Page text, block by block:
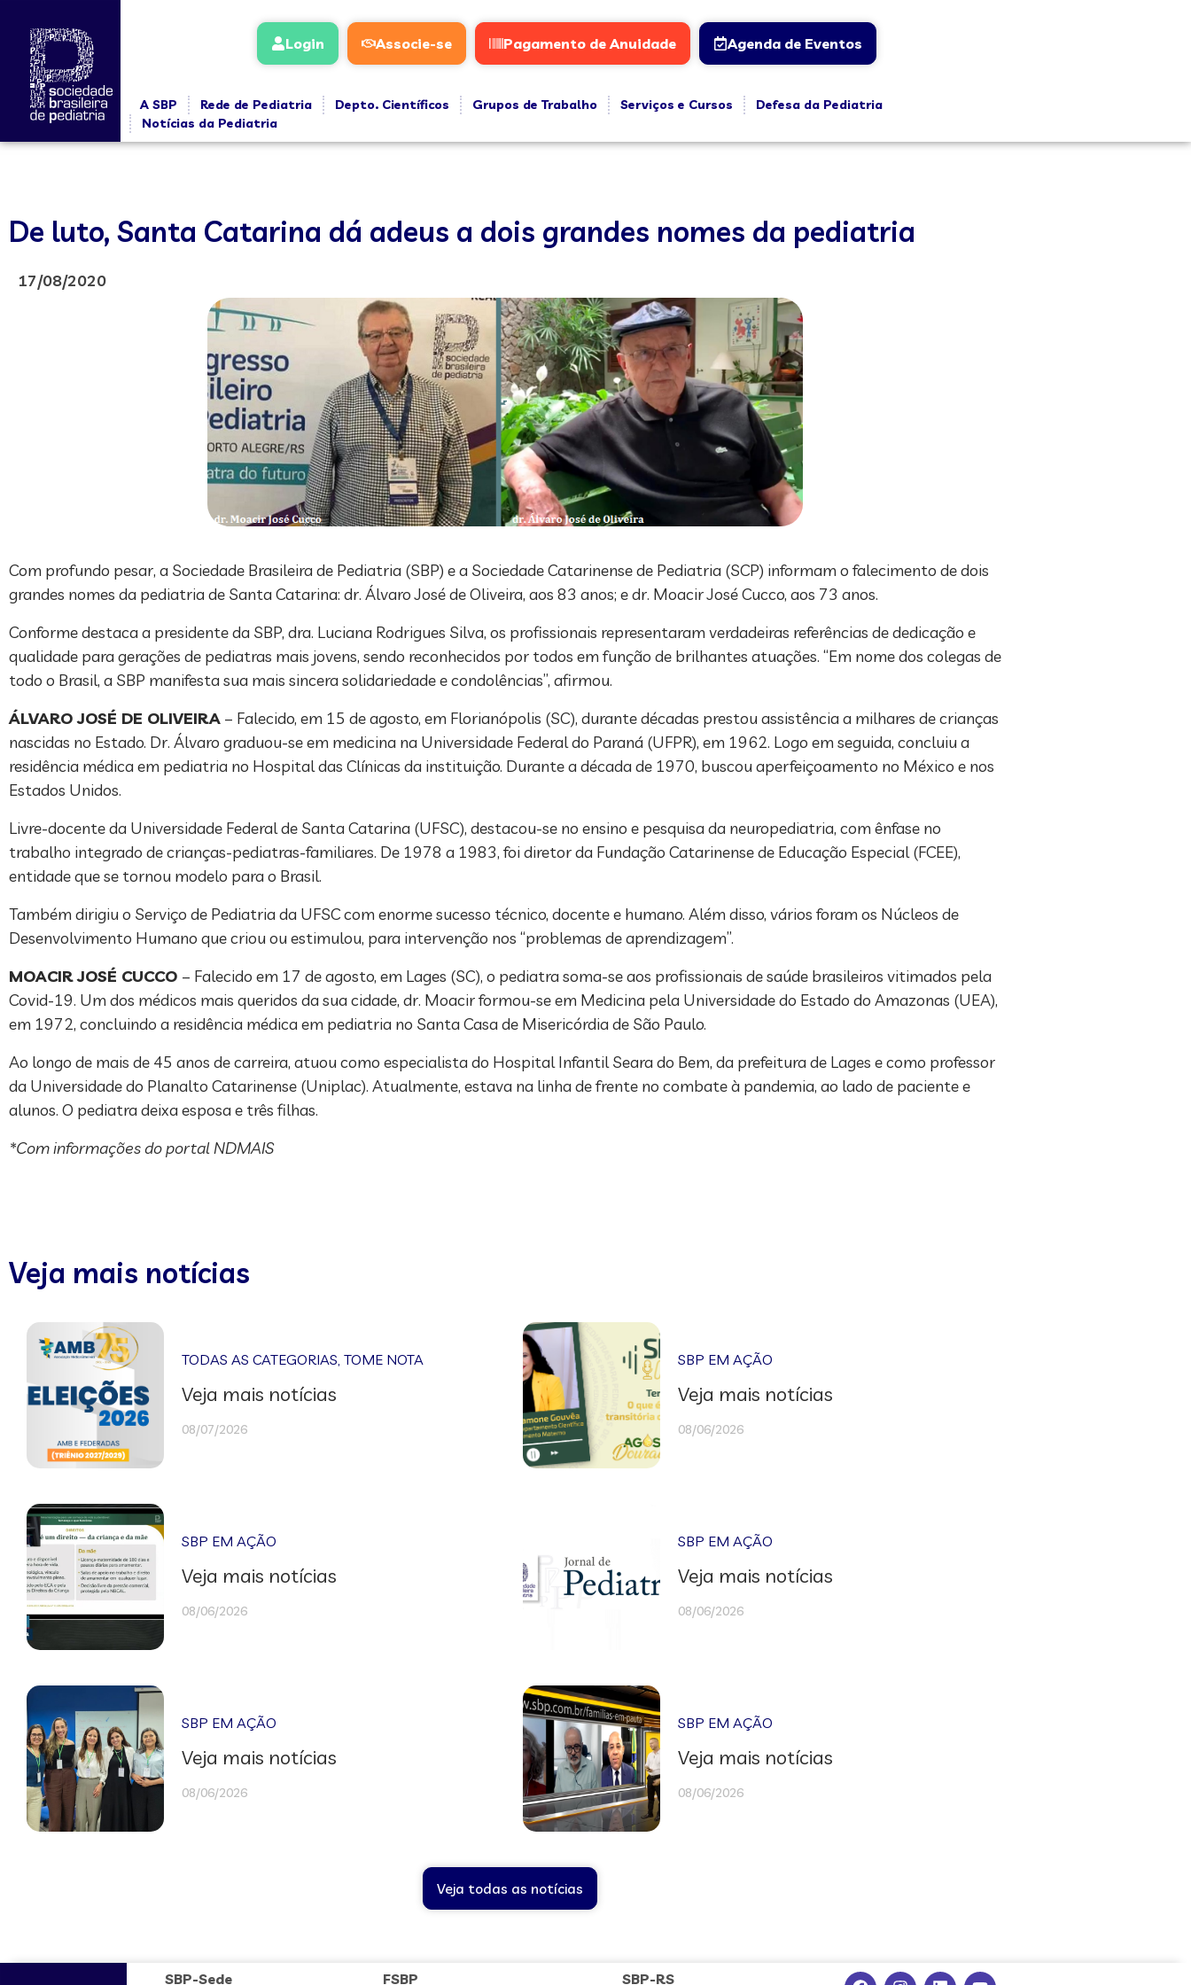
Login Associe-se Pagamento de Anuidade Agenda de Eventos
A SBP Rede de Pediatria Depto. Científicos Grupos de Trabalho Serviços e Cursos
Defesa da Pediatria
Notícias da Pediatria
De luto, Santa Catarina dá adeus a dois grandes nomes da pediatria
17/08/2020
Com profundo pesar, a Sociedade Brasileira de Pediatria (SBP) e a Sociedade Catarinense de Pediatria (SCP) informam o falecimento de dois
grandes nomes da pediatria de Santa Catarina: dr. Álvaro José de Oliveira, aos 83 anos; e dr. Moacir José Cucco, aos 73 anos.
Conforme destaca a presidente da SBP, dra. Luciana Rodrigues Silva, os profissionais representaram verdadeiras referências de dedicação e
qualidade para gerações de pediatras mais jovens, sendo reconhecidos por todos em função de brilhantes atuações. “Em nome dos colegas de
todo o Brasil, a SBP manifesta sua mais sincera solidariedade e condolências”, afirmou.
ÁLVARO JOSÉ DE OLIVEIRA – Falecido, em 15 de agosto, em Florianópolis (SC), durante décadas prestou assistência a milhares de crianças
nascidas no Estado. Dr. Álvaro graduou-se em medicina na Universidade Federal do Paraná (UFPR), em 1962. Logo em seguida, concluiu a
residência médica em pediatria no Hospital das Clínicas da instituição. Durante a década de 1970, buscou aperfeiçoamento no México e nos
Estados Unidos.
Livre-docente da Universidade Federal de Santa Catarina (UFSC), destacou-se no ensino e pesquisa da neuropediatria, com ênfase no
trabalho integrado de crianças-pediatras-familiares. De 1978 a 1983, foi diretor da Fundação Catarinense de Educação Especial (FCEE),
entidade que se tornou modelo para o Brasil.
Também dirigiu o Serviço de Pediatria da UFSC com enorme sucesso técnico, docente e humano. Além disso, vários foram os Núcleos de
Desenvolvimento Humano que criou ou estimulou, para intervenção nos “problemas de aprendizagem”.
MOACIR JOSÉ CUCCO – Falecido em 17 de agosto, em Lages (SC), o pediatra soma-se aos profissionais de saúde brasileiros vitimados pela
Covid-19. Um dos médicos mais queridos da sua cidade, dr. Moacir formou-se em Medicina pela Universidade do Estado do Amazonas (UEA),
em 1972, concluindo a residência médica em pediatria no Santa Casa de Misericórdia de São Paulo.
Ao longo de mais de 45 anos de carreira, atuou como especialista do Hospital Infantil Seara do Bem, da prefeitura de Lages e como professor
da Universidade do Planalto Catarinense (Uniplac). Atualmente, estava na linha de frente no combate à pandemia, ao lado de paciente e
alunos. O pediatra deixa esposa e três filhas.
*Com informações do portal NDMAIS
Veja mais notícias
TODAS AS CATEGORIAS ,TOME NOTA
Veja mais notícias
08/07/2026
SBP EM AÇÃO
Veja mais notícias
08/06/2026
SBP EM AÇÃO
Veja mais notícias
08/06/2026
SBP EM AÇÃO
Veja mais notícias
08/06/2026
SBP EM AÇÃO
Veja mais notícias
08/06/2026
SBP EM AÇÃO
Veja mais notícias
08/06/2026
Veja todas as notícias
SBP-Sede FSBP SBP-RS